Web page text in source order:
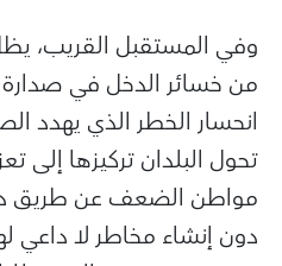
وفي المستقبل القريب،
من خسائر الدخل في صدارة
انحسار الخطر الذي يهدد
تحول البلدان تركيزها إلى
مواطن الضعف عن طريق
دون إنشاء مخاطر لا داعي